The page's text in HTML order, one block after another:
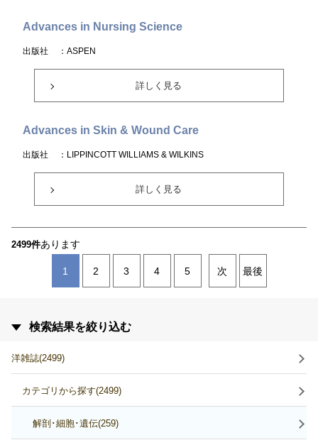
Advances in Nursing Science
出版社 ：ASPEN
詳しく見る
Advances in Skin & Wound Care
出版社 ：LIPPINCOTT WILLIAMS & WILKINS
詳しく見る
2499件あります
1 2 3 4 5 次 最後
検索結果を絞り込む
洋雑誌(2499)
カテゴリから探す(2499)
解剖･細胞･遺伝(259)